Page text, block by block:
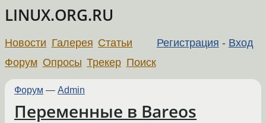
LINUX.ORG.RU
Регистрация - Вход
Новости Галерея Статьи
Форум Опросы Трекер Поиск
Форум — Admin
Переменные в Bareos